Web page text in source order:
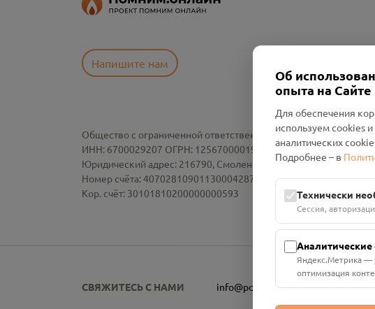
Напишите нам
Общество с ограниченной ответственностью «Смоленский
ИНН: 6700029207 ОГРН: 1256700001986
Юридический адрес: 216790, Смоленская область, р-н
Номер счёта: 40702810901130004287 в АО "АЛЬФА-БАНК"
Кор. счёт: 30101810200000000593
СВЯЖИТЕСЬ С НАМИ info@pomnim.online
Об
опыта на Сайте
Для обеспечения
используем cookies
аналитических
Подробнее – в
Технически
Сессия,
Яндекс.Метрика —
оптимизация